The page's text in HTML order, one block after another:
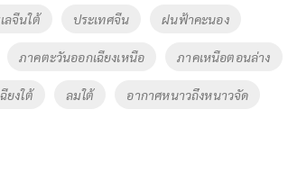
ลจีนใต้ ประเทศจีน ฝนฟ้าคะนอง
ภาคตะวันออกเฉียงเหนือ ภาคเหนือตอนล่าง
ยงใต้ ลมใต้ อากาศหนาวถึงหนาวจัด